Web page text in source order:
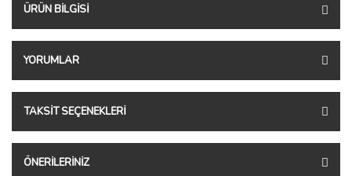
ÜRÜN BILGISI
YORUMLAR
TAKSIT SEÇENEKLERI
ÖNERILERINIZ